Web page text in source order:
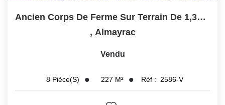
Ancien Corps De Ferme Sur Terrain De 1,3ha Environ À 25 Min...
, Almayrac
Vendu
8 Pièce(s) 227 M² Réf : 2586-V